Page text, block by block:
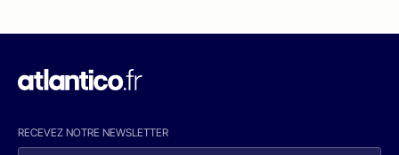
RECEVEZ NOTRE NEWSLETTER